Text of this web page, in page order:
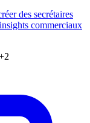
des secrétaires
commerciaux